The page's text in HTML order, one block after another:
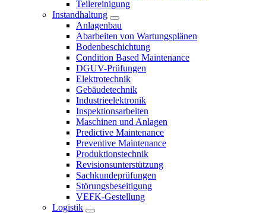
Teilereinigung
Instandhaltung
Anlagenbau
Abarbeiten von Wartungsplänen
Bodenbeschichtung
Condition Based Maintenance
DGUV-Prüfungen
Elektrotechnik
Gebäudetechnik
Industrieelektronik
Inspektionsarbeiten
Maschinen und Anlagen
Predictive Maintenance
Preventive Maintenance
Produktionstechnik
Revisionsunterstützung
Sachkundeprüfungen
Störungsbeseitigung
VEFK-Gestellung
Logistik